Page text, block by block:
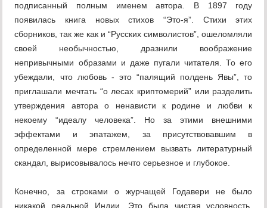
подписанный полным именем автора. В 1897 году
появилась книга новых стихов “Это-я”. Стихи этих
сборников, так же как и “Русских символистов”, ошеломляли
своей необычностью, дразнили воображение
непривычными образами и даже пугали читателя. То его
убеждали, что любовь - это “палящий полдень Явы”, то
приглашали мечтать “о лесах криптомерий” или разделить
утверждения автора о ненависти к родине и любви к
некоему “идеалу человека”. Но за этими внешними
эффектами и эпатажем, за присутствовавшим в
определенной мере стремлением вызвать литературный
скандал, вырисовывалось нечто серьезное и глубокое.
Конечно, за строками о журчащей Годавери не было
никакой реальной Индии. Это была чистая условность.